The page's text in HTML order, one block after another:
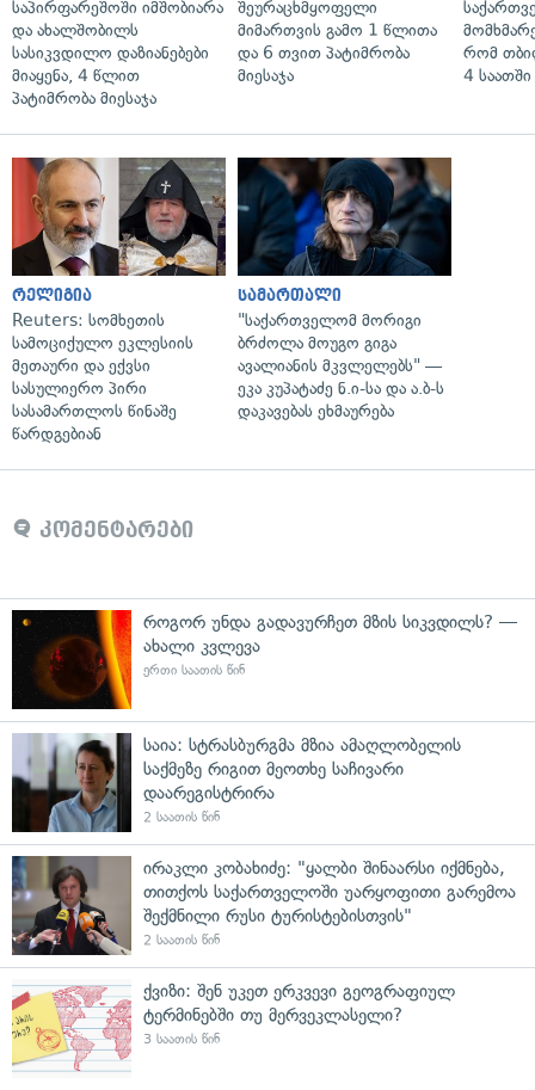
საპირფარეშოში იმშობიარა
და ახალშობილს
სასიკვდილო დაზიანებები
მიაყენა, 4 წლით
პატიმრობა მიესაჯა
შეურაცხმყოფელი
მიმართვის გამო 1 წლითა
და 6 თვით პატიმრობა
მიესაჯა
რომ
4
რელიგია
Reuters: სომხეთის
სამოციქულო ეკლესიის
მეთაური და ექვსი
სასულიერო პირი
სასამართლოს წინაშე
წარდგებიან
სამართალი
"საქართველომ მორიგი
ბრძოლა მოუგო გიგა
ავალიანის მკვლელებს" —
ეკა კუპატაძე ნ.ი-სა და ა.ბ-ს
დაკავებას ეხმაურება
კომენტარები
როგორ უნდა გადავურჩეთ მზის სიკვდილს? —
ახალი კვლევა
ერთი საათის წინ
საია: სტრასბურგმა მზია ამაღლობელის
საქმეზე რიგით მეოთხე საჩივარი
დაარეგისტრირა
2 საათის წინ
ირაკლი კობახიძე: "ყალბი შინაარსი იქმნება,
თითქოს საქართველოში უარყოფითი გარემოა
შექმნილი რუსი ტურისტებისთვის"
2 საათის წინ
ქვიზი: შენ უკეთ ერკვევი გეოგრაფიულ
ტერმინებში თუ მერვეკლასელი?
3 საათის წინ